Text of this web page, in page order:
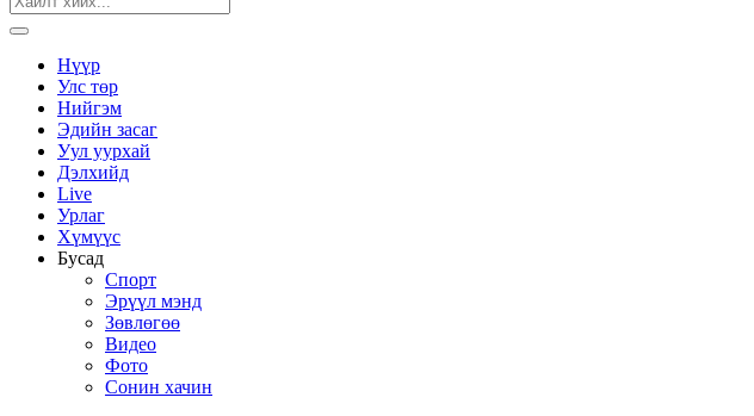
Нүүр
Улс төр
Нийгэм
Эдийн засаг
Уул уурхай
Дэлхийд
Live
Урлаг
Хүмүүс
Бусад
Спорт
Эрүүл мэнд
Зөвлөгөө
Видео
Фото
Сонин хачин